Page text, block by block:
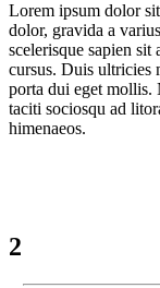
Lorem ipsum dolor
dolor, gravida a
scelerisque sapien sit
cursus. Duis ultricies
porta dui eget mollis.
taciti sociosqu ad
himenaeos.
2